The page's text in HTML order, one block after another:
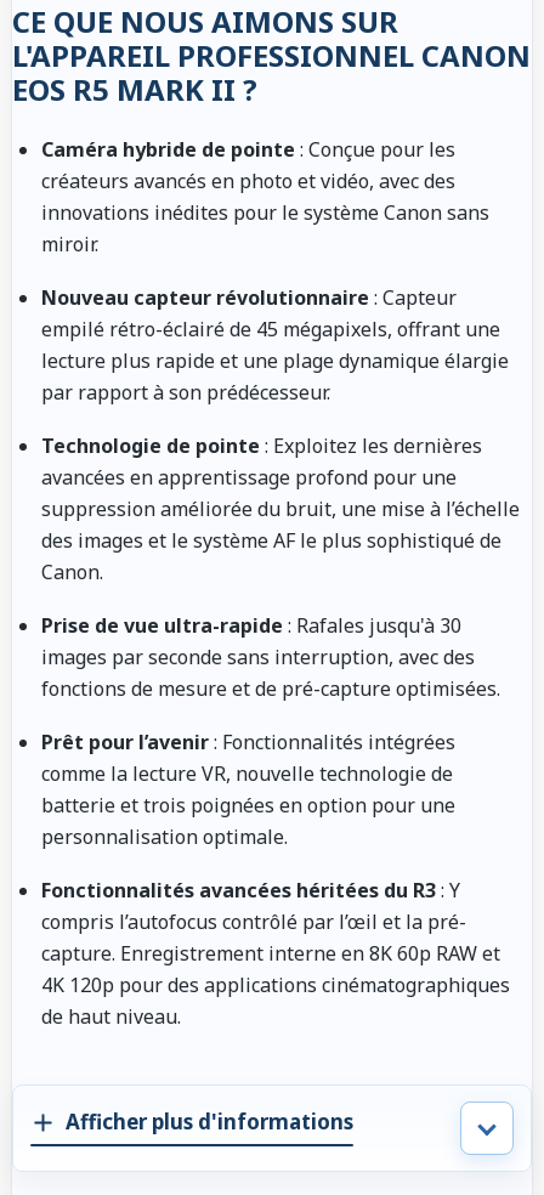
CE QUE NOUS AIMONS SUR
L'APPAREIL PROFESSIONNEL CANON
EOS R5 MARK II ?
Caméra hybride de pointe : Conçue pour les
créateurs avancés en photo et vidéo, avec des
innovations inédites pour le système Canon sans
miroir.
Nouveau capteur révolutionnaire : Capteur
empilé rétro-éclairé de 45 mégapixels, offrant une
lecture plus rapide et une plage dynamique élargie
par rapport à son prédécesseur.
Technologie de pointe : Exploitez les dernières
avancées en apprentissage profond pour une
suppression améliorée du bruit, une mise à l’échelle
des images et le système AF le plus sophistiqué de
Canon.
Prise de vue ultra-rapide : Rafales jusqu'à 30
images par seconde sans interruption, avec des
fonctions de mesure et de pré-capture optimisées.
Prêt pour l’avenir: Fonctionnalités intégrées
comme la lecture VR, nouvelle technologie de
batterie et trois poignées en option pour une
personnalisation optimale.
Fonctionnalités avancées héritées du R3: Y
compris l’autofocus contrôlé par l’œil et la pré-
capture. Enregistrement interne en 8K 60p RAW et
4K 120p pour des applications cinématographiques
de haut niveau.
Afficher plus d'informations